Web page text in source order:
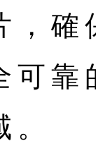
確
可